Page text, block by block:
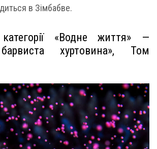
в Зімбабве.
«Водне життя» —
хуртовина», Том